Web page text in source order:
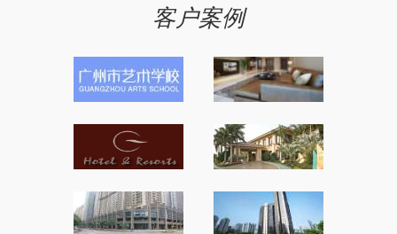
客户案例